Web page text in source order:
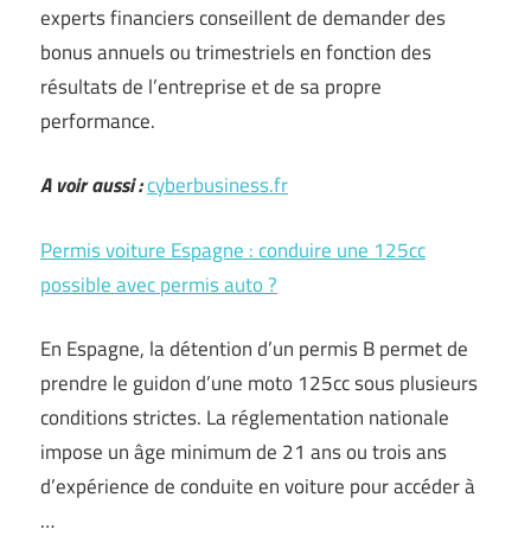
experts financiers conseillent de demander des
bonus annuels ou trimestriels en fonction des
résultats de l’entreprise et de sa propre
performance.
A voir aussi :cyberbusiness.fr
Permis voiture Espagne : conduire une 125cc
possible avec permis auto ?
En Espagne, la détention d’un permis B permet de
prendre le guidon d’une moto 125cc sous plusieurs
conditions strictes. La réglementation nationale
impose un âge minimum de 21 ans ou trois ans
d’expérience de conduite en voiture pour accéder à
…